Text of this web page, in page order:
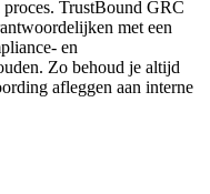
TrustBound GRC
met een
en
Zo behoud je altijd
afleggen aan interne